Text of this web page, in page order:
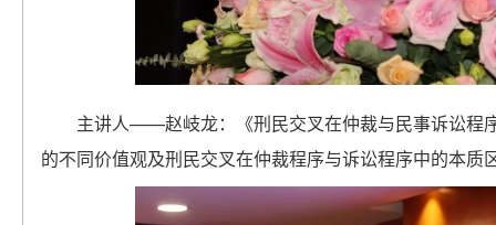
主讲人——赵岐龙：《刑民交叉在仲裁与民事诉讼程
的不同价值观及刑民交叉在仲裁程序与诉讼程序中的本质